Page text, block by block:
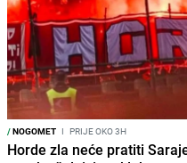
/NOGOMET I PRIJE OKO 3H
Horde zla neće pratiti